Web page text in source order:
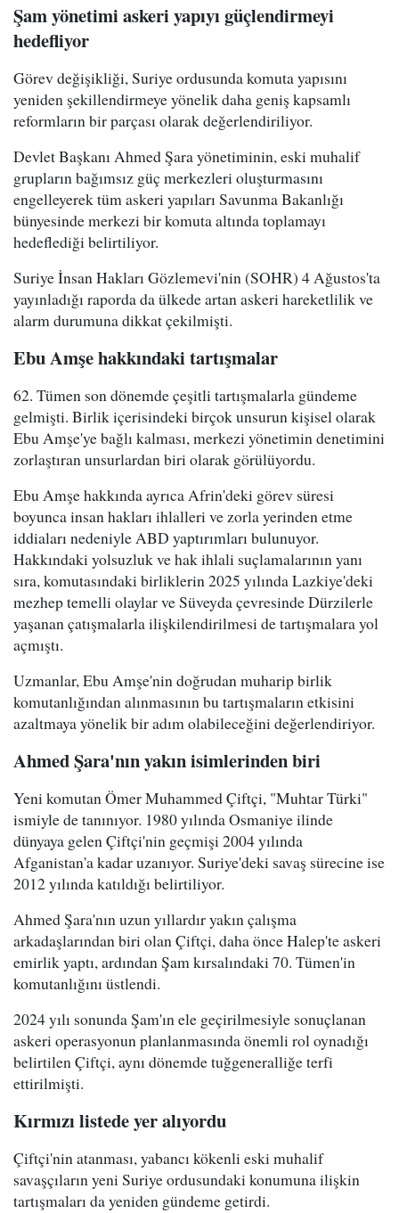
Şam yönetimi askeri yapıyı güçlendirmeyi
hedefliyor
Görev değişikliği, Suriye ordusunda komuta yapısını
yeniden şekillendirmeye yönelik daha geniş kapsamlı
reformların bir parçası olarak değerlendiriliyor.
Devlet Başkanı Ahmed Şara yönetiminin, eski muhalif
grupların bağımsız güç merkezleri oluşturmasını
engelleyerek tüm askeri yapıları Savunma Bakanlığı
bünyesinde merkezi bir komuta altında toplamayı
hedeflediği belirtiliyor.
Suriye İnsan Hakları Gözlemevi'nin (SOHR) 4 Ağustos'ta
yayınladığı raporda da ülkede artan askeri hareketlilik ve
alarm durumuna dikkat çekilmişti.
Ebu Amşe hakkındaki tartışmalar
62. Tümen son dönemde çeşitli tartışmalarla gündeme
gelmişti. Birlik içerisindeki birçok unsurun kişisel olarak
Ebu Amşe'ye bağlı kalması, merkezi yönetimin denetimini
zorlaştıran unsurlardan biri olarak görülüyordu.
Ebu Amşe hakkında ayrıca Afrin'deki görev süresi
boyunca insan hakları ihlalleri ve zorla yerinden etme
iddiaları nedeniyle ABD yaptırımları bulunuyor.
Hakkındaki yolsuzluk ve hak ihlali suçlamalarının yanı
sıra, komutasındaki birliklerin 2025 yılında Lazkiye'deki
mezhep temelli olaylar ve Süveyda çevresinde Dürzilerle
yaşanan çatışmalarla ilişkilendirilmesi de tartışmalara yol
açmıştı.
Uzmanlar, Ebu Amşe'nin doğrudan muharip birlik
komutanlığından alınmasının bu tartışmaların etkisini
azaltmaya yönelik bir adım olabileceğini değerlendiriyor.
Ahmed Şara'nın yakın isimlerinden biri
Yeni komutan Ömer Muhammed Çiftçi, "Muhtar Türki"
ismiyle de tanınıyor. 1980 yılında Osmaniye ilinde
dünyaya gelen Çiftçi'nin geçmişi 2004 yılında
Afganistan'a kadar uzanıyor. Suriye'deki savaş sürecine ise
2012 yılında katıldığı belirtiliyor.
Ahmed Şara'nın uzun yıllardır yakın çalışma
arkadaşlarından biri olan Çiftçi, daha önce Halep'te askeri
emirlik yaptı, ardından Şam kırsalındaki 70. Tümen'in
komutanlığını üstlendi.
2024 yılı sonunda Şam'ın ele geçirilmesiyle sonuçlanan
askeri operasyonun planlanmasında önemli rol oynadığı
belirtilen Çiftçi, aynı dönemde tuğgeneralliğe terfi
ettirilmişti.
Kırmızı listede yer alıyordu
Çiftçi'nin atanması, yabancı kökenli eski muhalif
savaşçıların yeni Suriye ordusundaki konumuna ilişkin
tartışmaları da yeniden gündeme getirdi.